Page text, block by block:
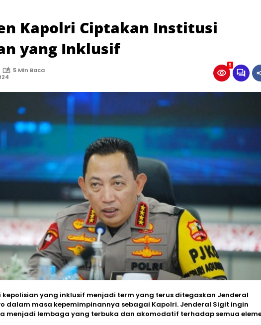
Kapolri Ciptakan Institusi
yang Inklusif
5 Min Baca
9
kepolisian yang inklusif menjadi term yang terus ditegaskan Jenderal
dalam masa kepemimpinannya sebagai Kapolri. Jenderal Sigit ingin
menjadi lembaga yang terbuka dan akomodatif terhadap semua